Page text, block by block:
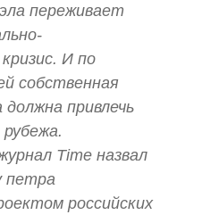
переживает
И по
собственная
привлечь
Time назвал
петра
российских